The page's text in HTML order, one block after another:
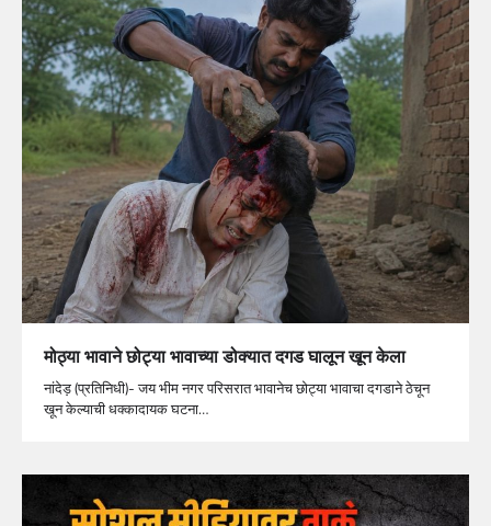
मोठ्या भावाने छोट्या भावाच्या डोक्यात दगड घालून खून केला
नांदेड़ (प्रतिनिधी)- जय भीम नगर परिसरात भावानेच छोट्या भावाचा दगडाने ठेचून
खून केल्याची धक्कादायक घटना…